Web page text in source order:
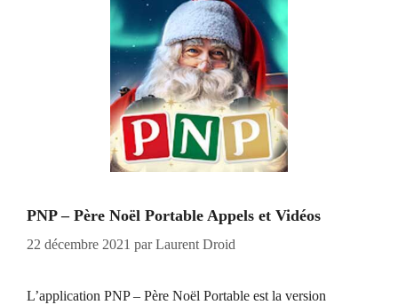
PNP – Père Noël Portable Appels et Vidéos
22 décembre 2021 parLaurent Droid
L’application PNP – Père Noël Portable est la version